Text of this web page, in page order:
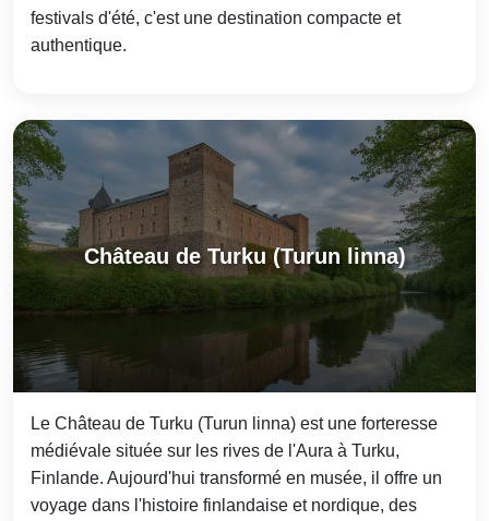
festivals d'été, c'est une destination compacte et
authentique.
Château de Turku (Turun linna)
Le Château de Turku (Turun linna) est une forteresse
médiévale située sur les rives de l'Aura à Turku,
Finlande. Aujourd'hui transformé en musée, il offre un
voyage dans l'histoire finlandaise et nordique, des